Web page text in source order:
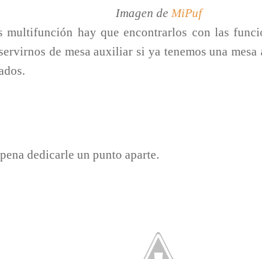
Imagen de MiPuf
multifunción hay que encontrarlos con las
de mesa auxiliar si ya tenemos una
dedicarle un punto aparte.